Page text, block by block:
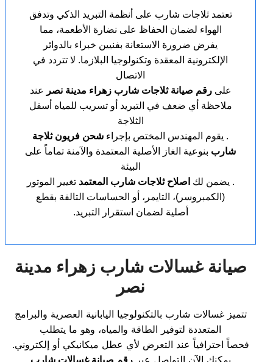
تعتمد ثلاجات شارب على أنظمة التبريد الذكي وتدفق
الهواء لضمان الحفاظ على نضارة الأطعمة، مما
يفرض ضرورة الاستعانة بفنيين خبراء بالدوائر
الإلكترونية المعقدة وتكنولوجيا البلازما. لا تتردد في
الاتصال
علىرقم صيانة ثلاجات شارب زهراء مدينة نصر
عند
ملاحظة أي ضعف في التبريد أو تسريب للمياه أسفل
الثلاجة
. يقوم المهندس المختص بإجراء شحن فريون ثلاجة
شارب بنوعية الغاز الأصلية المعتمدة والآمنة تماماً على
البيئة
. يضمن لك اصلاح ثلاجات شارب المعتمد تغيير الموتور
(الكمبروسر)، التايمر، أو الحساسات التالفة بقطع
أصلية لضمان استقرار التبريد.
صيانة غسالات شارب زهراء مدينة
نصر
تتميز غسالات شارب بالتكنولوجيا اليابانية العصرية والبرامج
المتعددة لتوفير الطاقة والمياه، وهو ما يتطلب
فحصاً احترافياً عند التعرض لأي عطل ميكانيكي أو إلكتروني.
يمكنك الآن التواصل عبررقم صيانة غسالات شارب